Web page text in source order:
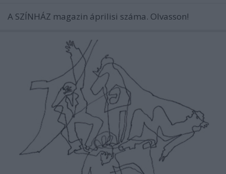
A SZÍNHÁZ magazin áprilisi száma. Olvasson!